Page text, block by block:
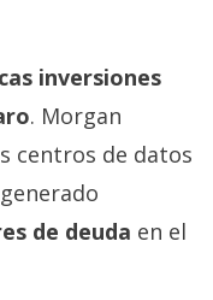
inversiones
. Morgan
centros de datos
de deuda en el